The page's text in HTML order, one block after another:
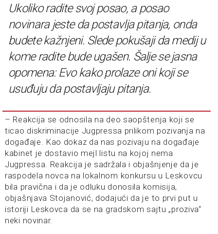
Ukoliko radite svoj posao, a posao
novinara jeste da postavlja pitanja, onda
budete kažnjeni. Slede pokušaji da medij u
kome radite bude ugašen. Šalje se jasna
opomena: Evo kako prolaze oni koji se
usuđuju da postavljaju pitanja.
– Reakcija se odnosila na deo saopštenja koji se
ticao diskriminacije Jugpressa prilikom pozivanja na
događaje. Kao dokaz da nas pozivaju na događaje
kabinet je dostavio mejl listu na kojoj nema
Jugpressa. Reakcija je sadržala i objašnjenje da je
raspodela novca na lokalnom konkursu u Leskovcu
bila pravična i da je odluku donosila komisija,
objašnjava Stojanović, dodajući da je to prvi put u
istoriji Leskovca da se na gradskom sajtu „proziva“
neki novinar.